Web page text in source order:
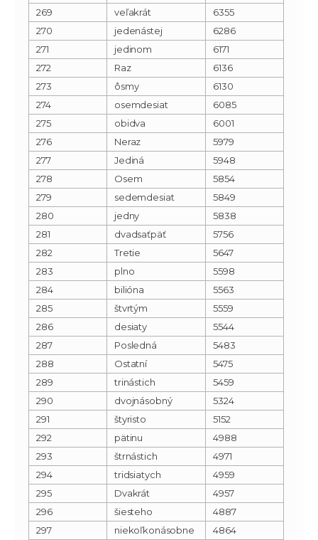
269
veľakrát
6355
270
jedenástej
6286
271
jedinom
6171
272
Raz
6136
273
ôsmy
6130
274
osemdesiat
6085
275
obidva
6001
276
Neraz
5979
277
Jediná
5948
278
Osem
5854
279
sedemdesiat
5849
280
jedny
5838
281
dvadsaťpäť
5756
282
Tretie
5647
283
plno
5598
284
bilióna
5563
285
štvrtým
5559
286
desiaty
5544
287
Posledná
5483
288
Ostatní
5475
289
trinástich
5459
290
dvojnásobný
5324
291
štyristo
5152
292
pätinu
4988
293
štrnástich
4971
294
tridsiatych
4959
295
Dvakrát
4957
296
šiesteho
4887
297
niekoľkonásobne 4864